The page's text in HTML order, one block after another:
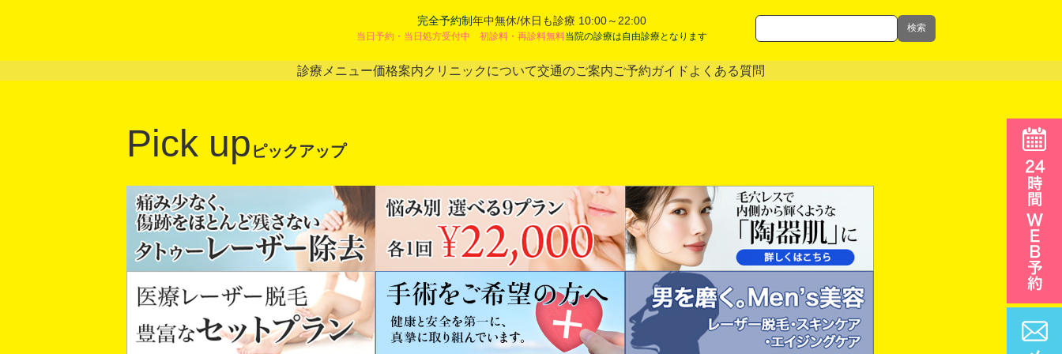
完全予約制年中無休/休日も診療 10:00～22:00
当日予約・当日処方受付中 初診料・再診料無料当院の診療は自由診療となります
検索
診療メニュー価格案内クリニックについて交通のご案内ご予約ガイド よくある質問
Pick up ピックアップ